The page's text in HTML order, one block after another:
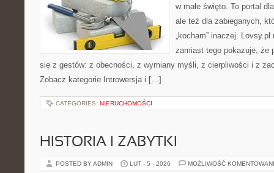
w małe święto. To portal
ale też dla zabieganych,
„kocham” inaczej.
zamiast tego pokazuje, że
się z gestów: z obecności, z wymiany myśli, z cierpliwości i z
Zobacz kategorie Introwersja i […]
CATEGORIES: NIERUCHOMOŚCI
HISTORIA I ZABYTKI
POSTED BY ADMIN LUT - 5 - 2026 MOŻLIWOŚĆ